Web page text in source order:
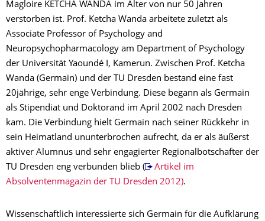
Magloire KETCHA WANDA im Alter von nur 50 Jahren
verstorben ist. Prof. Ketcha Wanda arbeitete zuletzt als
Associate Professor of Psychology and
Neuropsychopharmacology am Department of Psychology
der Universität Yaoundé I, Kamerun. Zwischen Prof. Ketcha
Wanda (Germain) und der TU Dresden bestand eine fast
20jährige, sehr enge Verbindung. Diese begann als Germain
als Stipendiat und Doktorand im April 2002 nach Dresden
kam. Die Verbindung hielt Germain nach seiner Rückkehr in
sein Heimatland ununterbrochen aufrecht, da er als äußerst
aktiver Alumnus und sehr engagierter Regionalbotschafter der
TU Dresden eng verbunden blieb (
Artikel im
Absolventenmagazin der TU Dresden 2012).
Wissenschaftlich interessierte sich Germain für die Aufklärung